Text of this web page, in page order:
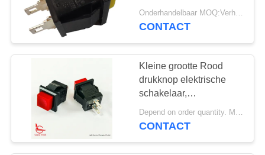
10000 Cycli
Onderhandelbaar MOQ:Verhandelbaar
CONTACT
Kleine grootte Rood
drukknop elektrische
schakelaar,
14mm*14mm, ON OFF,
UL VDE ENEC
CONTACT